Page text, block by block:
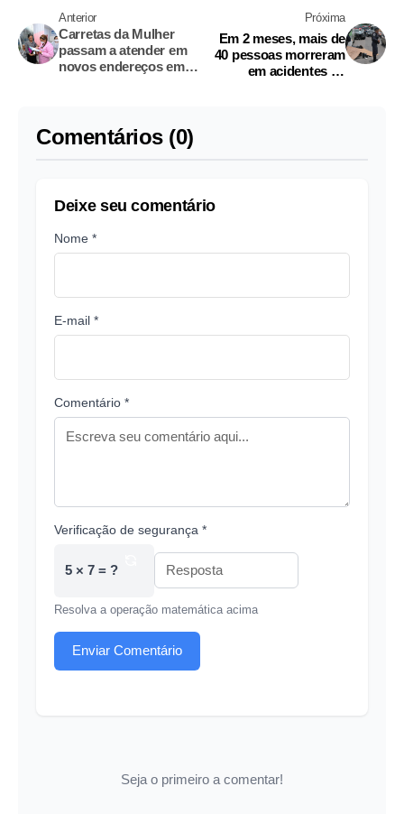
Anterior
Carretas da Mulher
passam a atender em
novos endereços em
Próxima
Em 2 meses, mais de
40 pessoas morreram
em acidentes de
Comentários (0)
Deixe seu comentário
Nome *
E-mail *
Comentário *
Verificação de segurança *
5 × 7 = ?
Resolva a operação matemática acima
Enviar Comentário
Seja o primeiro a comentar!